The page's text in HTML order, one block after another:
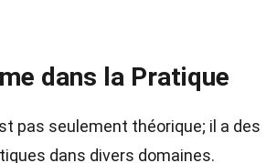
dans la Pratique
pas seulement théorique; il a des
dans divers domaines.